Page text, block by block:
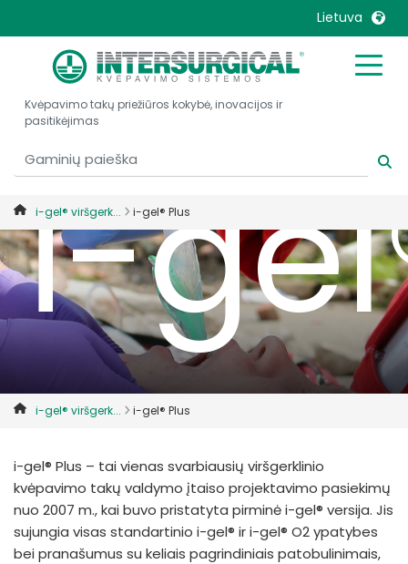
Lietuva
United Kingdom
United States
Canada, English
Canada, Français
China
Colombia
Denmark
Deutschland
España
Mexico
Nederlands
Norway
Russia
Sweden
International English
Kvėpavimo takų priežiūros kokybė, inovacijos ir
pasitikėjimas
i-gel® viršgerk... i-gel® Plus
i-
i-gel® viršgerk... i-gel® Plus
i-gel® Plus – tai vienas svarbiausių viršgerklinio
kvėpavimo takų valdymo įtaiso projektavimo pasiekimų
nuo 2007 m., kai buvo pristatyta pirminė i-gel® versija. Jis
sujungia visas standartinio i-gel® ir i-gel® O2 ypatybes
bei pranašumus su keliais pagrindiniais patobulinimais,